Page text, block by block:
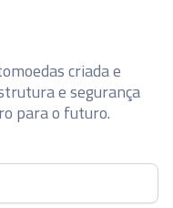
criada e
e segurança
para o futuro.